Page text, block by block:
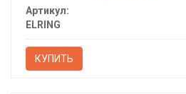
Артикул:
ELRING
КУПИТЬ